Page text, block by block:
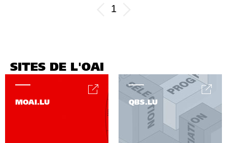
1
SITES DE L'OAI
MOAI.LU QBS.LU